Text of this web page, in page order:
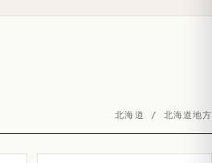
北海道 / 北海道地方